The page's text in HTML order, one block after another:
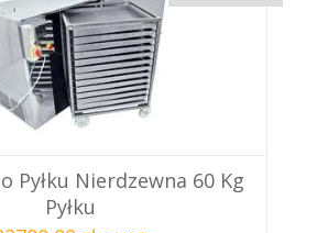
Pyłku Nierdzewna 60 Kg
Pyłku